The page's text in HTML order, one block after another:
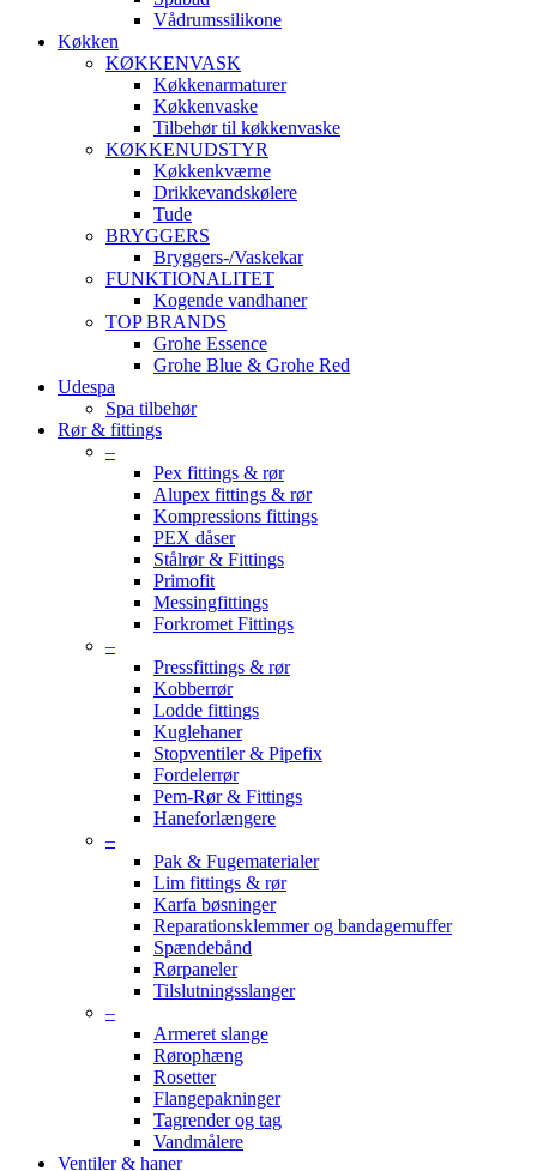
Vådrumssilikone
Køkken
KØKKENVASK
Køkkenarmaturer
Køkkenvaske
Tilbehør til køkkenvaske
KØKKENUDSTYR
Køkkenkværne
Drikkevandskølere
Tude
BRYGGERS
Bryggers-/Vaskekar
FUNKTIONALITET
Kogende vandhaner
TOP BRANDS
Grohe Essence
Grohe Blue & Grohe Red
Udespa
Spa tilbehør
Rør & fittings
–
Pex fittings & rør
Alupex fittings & rør
Kompressions fittings
PEX dåser
Stålrør & Fittings
Primofit
Messingfittings
Forkromet Fittings
–
Pressfittings & rør
Kobberrør
Lodde fittings
Kuglehaner
Stopventiler & Pipefix
Fordelerrør
Pem-Rør & Fittings
Haneforlængere
–
Pak & Fugematerialer
Lim fittings & rør
Karfa bøsninger
Reparationsklemmer og bandagemuffer
Spændebånd
Rørpaneler
Tilslutningsslanger
–
Armeret slange
Rørophæng
Rosetter
Flangepakninger
Tagrender og tag
Vandmålere
Ventiler & haner